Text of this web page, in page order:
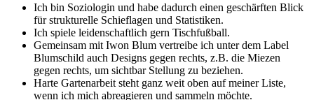
Ich bin Soziologin und habe dadurch einen geschärften Blick
für strukturelle Schieflagen und Statistiken.
Ich spiele leidenschaftlich gern Tischfußball.
Gemeinsam mit Iwon Blum vertreibe ich unter dem Label
Blumschild auch Designs gegen rechts, z.B. die Miezen
gegen rechts, um sichtbar Stellung zu beziehen.
Harte Gartenarbeit steht ganz weit oben auf meiner Liste,
wenn ich mich abreagieren und sammeln möchte.